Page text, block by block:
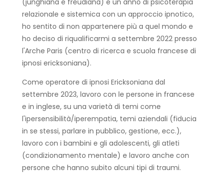
relazionale e sistemica con un approccio ipnotico,
ho sentito di non appartenere più a quel mondo e
ho deciso di riqualificarmi a settembre 2022 presso
l'Arche Paris (centro di ricerca e scuola francese di
ipnosi ericksoniana).
Come operatore di ipnosi Ericksoniana dal
settembre 2023, lavoro con le persone in francese
e in inglese, su una varietà di temi come
l'ipersensibilità/iperempatia, temi aziendali (fiducia
in se stessi, parlare in pubblico, gestione, ecc.),
lavoro con i bambini e gli adolescenti, gli atleti
(condizionamento mentale) e lavoro anche con
persone che hanno subito alcuni tipi di traumi.